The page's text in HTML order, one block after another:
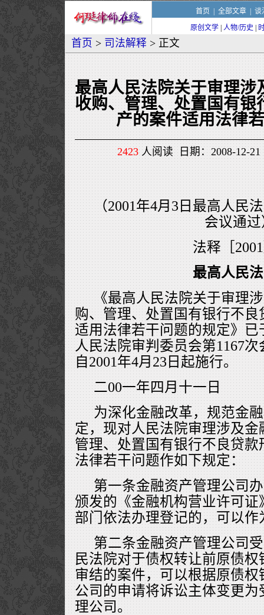
首页 全部文章| 谈
原创文学 人物/历史
首页 > 司法解释 > 正文
最高人民法院关于审理涉
收购、管理、处置国有银
产的案件适用法律
2423人阅读 日期：2008-12-21
（2001年4月3日最高人民
会议通过
法释［
最高人民
《最高人民法院关于审理
购、管理、处置国有银行不
适用法律若干问题的规定》已
人民法院审判委员会第1167
自2001年4月23日起施行。
二00一年四月十一日
为深化金融改革，规范金
定，现对人民法院审理涉及
管理、处置国有银行不良贷
法律若干问题作如下规定：
第一条金融资产管理公司
颁发的《金融机构营业许可
部门依法办理登记的，可以
第二条金融资产管理公司
民法院对于债权转让前原债
审结的案件，可以根据原债
公司的申请将诉讼主体变更
理公司。